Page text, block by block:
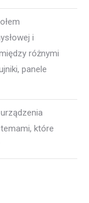
i
różnymi
panele
które